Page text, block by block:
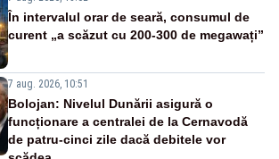
În intervalul orar de seară, consumul de
curent „a scăzut cu 200-300 de megawați”
7 aug. 2026, 10:51
Bolojan: Nivelul Dunării asigură o
funcționare a centralei de la Cernavodă
de patru-cinci zile dacă debitele vor